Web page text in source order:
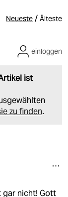
Neueste / Älteste
ist
zu finden.
einloggen
gar nicht! Gott